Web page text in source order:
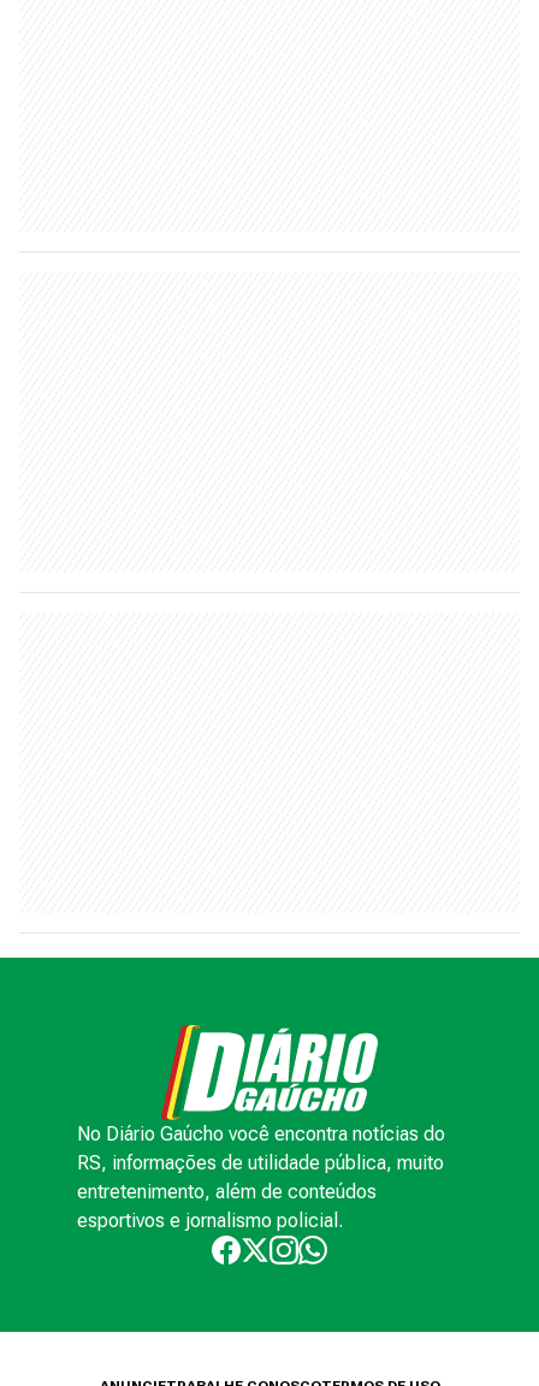
No Diário Gaúcho você encontra notícias do
RS, informações de utilidade pública, muito
entretenimento, além de conteúdos
esportivos e jornalismo policial.